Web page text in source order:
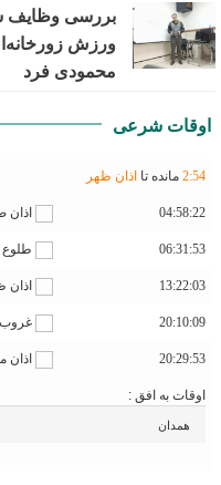
بررسی وظايف
ورزش
محمودی فرد
اوقات شرعی
2:54 مانده تااذان ظهر
04:58:22 اذان
06:31:53 طلوع
13:22:03 اذان
20:10:09
20:29:53 اذان
اوقات به افق :